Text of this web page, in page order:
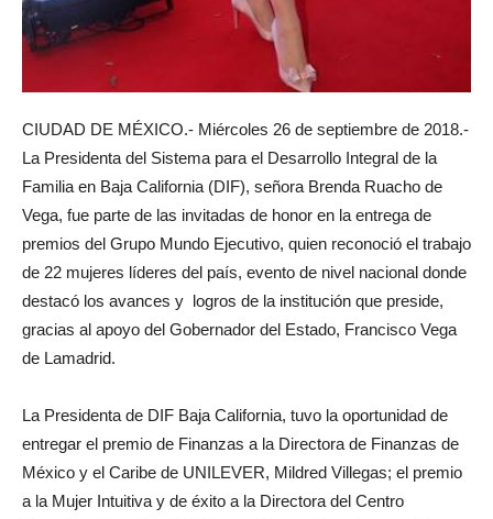
CIUDAD DE MÉXICO.- Miércoles 26 de septiembre de 2018.-
La Presidenta del Sistema para el Desarrollo Integral de la
Familia en Baja California (DIF), señora Brenda Ruacho de
Vega, fue parte de las invitadas de honor en la entrega de
premios del Grupo Mundo Ejecutivo, quien reconoció el trabajo
de 22 mujeres líderes del país, evento de nivel nacional donde
destacó los avances y logros de la institución que preside,
gracias al apoyo del Gobernador del Estado, Francisco Vega
de Lamadrid.
La Presidenta de DIF Baja California, tuvo la oportunidad de
entregar el premio de Finanzas a la Directora de Finanzas de
México y el Caribe de UNILEVER, Mildred Villegas; el premio
a la Mujer Intuitiva y de éxito a la Directora del Centro